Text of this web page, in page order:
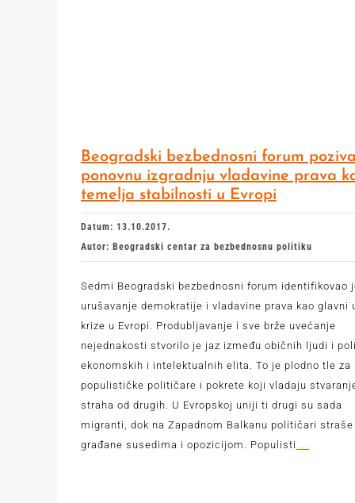
Beogradski bezbednosni forum
ponovnu izgradnju vladavine prava
temelja stabilnosti u Evropi
Datum: 13.10.2017.
Autor: Beogradski centar za bezbednosnu politiku
Sedmi Beogradski bezbednosni forum identifikovao
urušavanje demokratije i vladavine prava kao glavni
krize u Evropi. Produbljavanje i sve brže uvećanje
nejednakosti stvorilo je jaz između običnih ljudi i
ekonomskih i intelektualnih elita. To je plodno tle za
populističke političare i pokrete koji vladaju
straha od drugih. U Evropskoj uniji ti drugi su sada
migranti, dok na Zapadnom Balkanu političari straše
građane susedima i opozicijom. Populisti ...